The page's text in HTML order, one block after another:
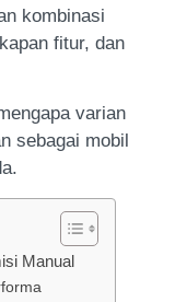
kombinasi
fitur, dan
varian
sebagai mobil
Manual